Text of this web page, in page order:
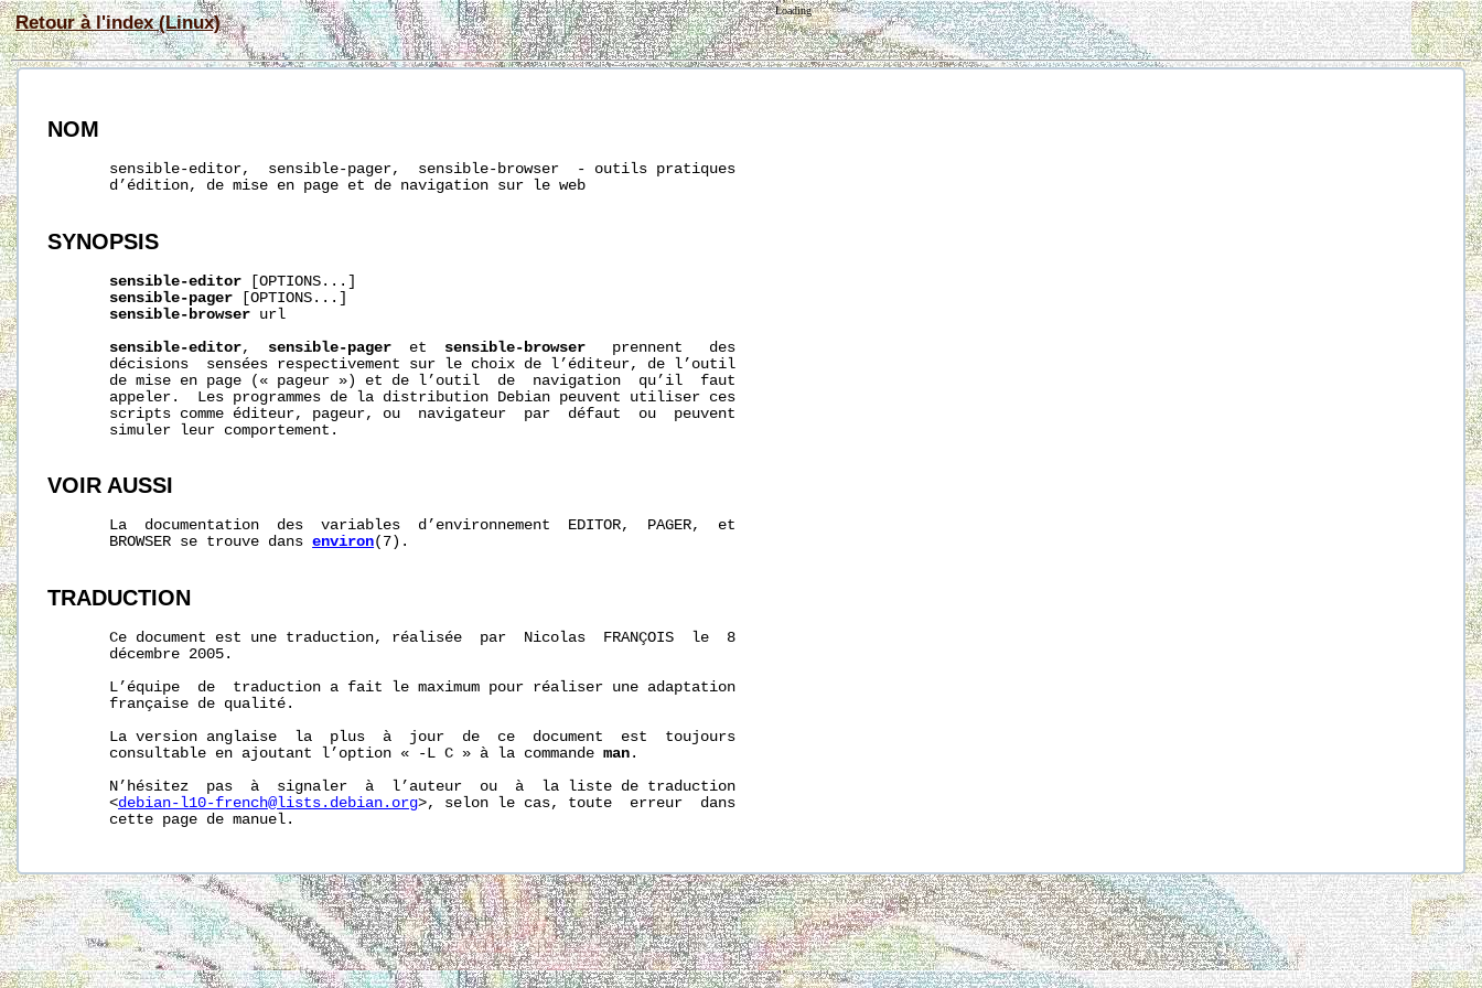
Retour à l'index (Linux)
Loading
NOM
       sensible-editor,  sensible-pager,  sensible-browser  - outils pratiques
       d’édition, de mise en page et de navigation sur le web
SYNOPSIS
sensible-editor [OPTIONS...]
sensible-pager [OPTIONS...]
sensible-browser url
sensible-editor, sensible-pager
  et
sensible-browser
   prennent   des
       décisions  sensées respectivement sur le choix de l’éditeur, de l’outil
       de mise en page (« pageur ») et de l’outil  de  navigation  qu’il  faut
       appeler.  Les programmes de la distribution Debian peuvent utiliser ces
       scripts comme éditeur, pageur, ou  navigateur  par  défaut  ou  peuvent
       simuler leur comportement.
VOIR AUSSI
       La  documentation  des  variables  d’environnement  EDITOR,  PAGER,  et
       BROWSER se trouve dans
environ(7).
TRADUCTION
       Ce document est une traduction, réalisée  par  Nicolas  FRANÇOIS  le  8
       décembre 2005.
       L’équipe  de  traduction a fait le maximum pour réaliser une adaptation
       française de qualité.
       La version anglaise  la  plus  à  jour  de  ce  document  est  toujours
       consultable en ajoutant l’option « -L C » à la commande
man .
       N’hésitez  pas  à  signaler  à  l’auteur  ou  à  la liste de traduction
       <
debian-l10-french@lists.debian.org>, selon le cas, toute  erreur  dans